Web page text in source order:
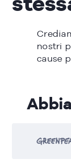
nostri
cause